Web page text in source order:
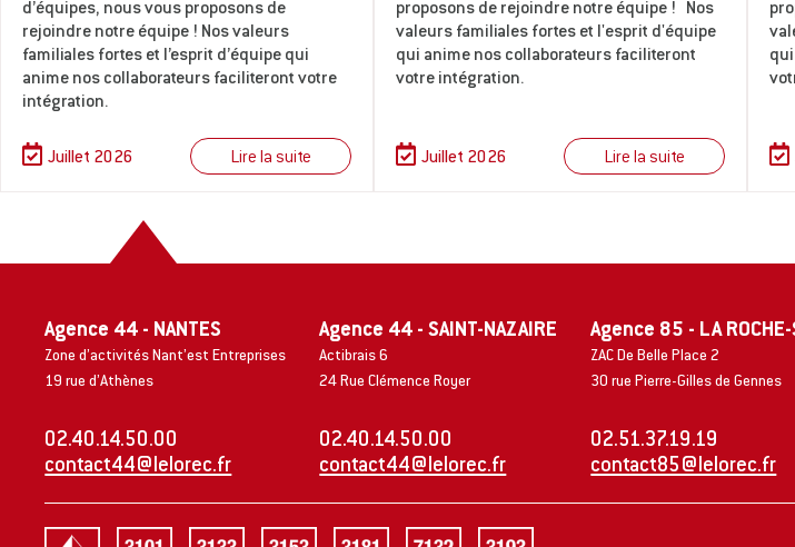
d’équipes, nous vous proposons de
rejoindre notre équipe ! Nos valeurs
familiales fortes et l’esprit d’équipe qui
anime nos collaborateurs faciliteront votre
intégration.
Juillet 2026 Lire la suite
proposons de rejoindre notre équipe ! Nos
valeurs familiales fortes et l'esprit d'équipe
qui anime nos collaborateurs faciliteront
votre intégration.
Juillet 2026 Lire la suite
Agence 44 - NANTES
Zone d’activités Nant’est Entreprises
19 rue d’Athènes
02.40.14.50.00
contact44@lelorec.fr
Agence 44 - SAINT-NAZAIRE
Actibrais 6
24 Rue Clémence Royer
02.40.14.50.00
contact44@lelorec.fr
Agence 85 - LA ROCHE-
ZAC De Belle Place 2
30 rue Pierre-Gilles de Gennes
02.51.37.19.19
contact85@lelorec.fr